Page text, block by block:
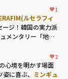
1
ルセラフィ
ージ！韓国の実力派
メンタリー「地球
2
心境を明かす場面
に喜ぶ、 ミンギュ